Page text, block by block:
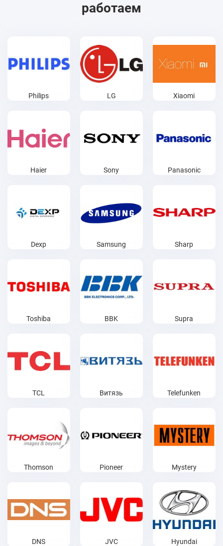
работаем
Philips LG Xiaomi
Haier Sony Panasonic
Dexp Samsung Sharp
Toshiba BBK Supra
TCL Витязь Telefunken
Thomson Pioneer Mystery
DNS JVC Hyundai